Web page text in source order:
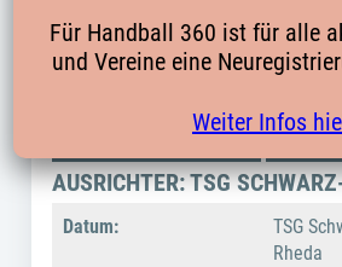
(K04_MINI61)
DATUM / ZEIT /
AUSRICHTER: TSG
Datum:
TSG
Rheda
Für Handball 360 ist für alle
und Vereine eine
Weiter Infos